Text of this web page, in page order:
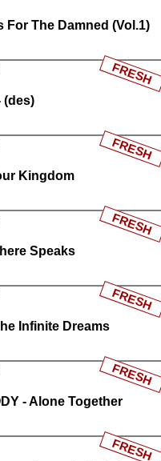
For The Damned (Vol.1)
(des)
FRESH
Kingdom
FRESH
Speaks
FRESH
Infinite Dreams
FRESH
- Alone Together
FRESH
FRESH